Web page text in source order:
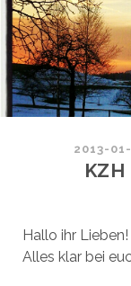
2013-
KZH
Hallo ihr Lieben!
Alles klar bei